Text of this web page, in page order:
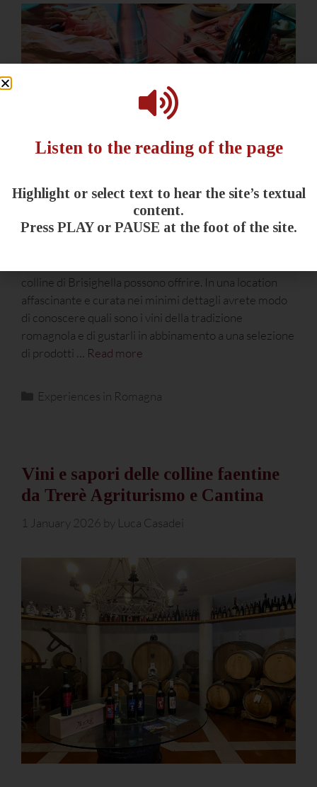
colline di Brisighella possono offrire. In una location
affascinante e curata nei minimi dettagli avrete modo
di conoscere quali sono i vini della tradizione
romagnola e di gustarli in abbinamento a una selezione
di prodotti … Read more
Experiences in Romagna
Vini e sapori delle colline faentine
da Trerè Agriturismo e Cantina
1 January 2026 by Luca Casadei
Listen to the reading of the page
Highlight or select text to hear the site’s textual
content.
Press PLAY or PAUSE at the foot of the site.